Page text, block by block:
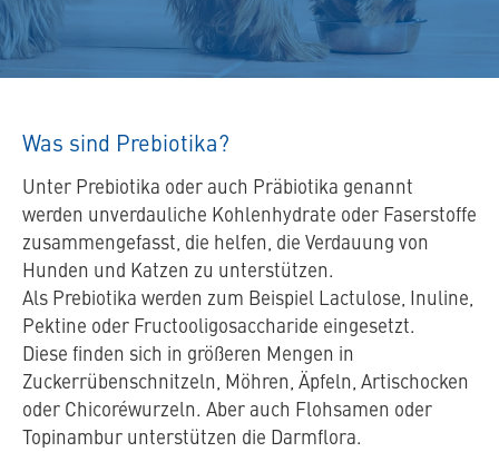
Was sind Prebiotika?
Unter Prebiotika oder auch Präbiotika genannt
werden unverdauliche Kohlenhydrate oder Faserstoffe
zusammengefasst, die helfen, die Verdauung von
Hunden und Katzen zu unterstützen.
Als Prebiotika werden zum Beispiel Lactulose, Inuline,
Pektine oder Fructooligosaccharide eingesetzt.
Diese finden sich in größeren Mengen in
Zuckerrübenschnitzeln, Möhren, Äpfeln, Artischocken
oder Chicoréwurzeln. Aber auch Flohsamen oder
Topinambur unterstützen die Darmflora.